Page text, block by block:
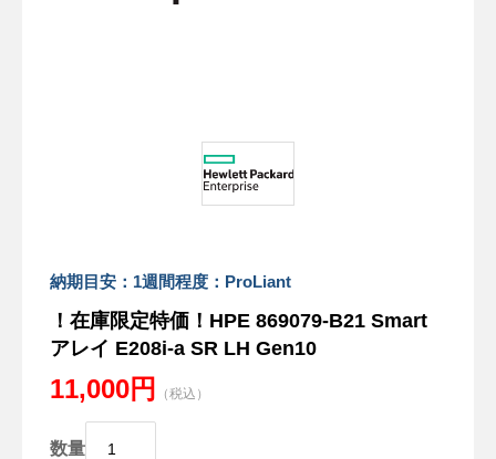
納期目安：1週間程度：ProLiant
！在庫限定特価！HPE 869079-B21 Smart
アレイ E208i-a SR LH Gen10
11,000円 （税込）
数量